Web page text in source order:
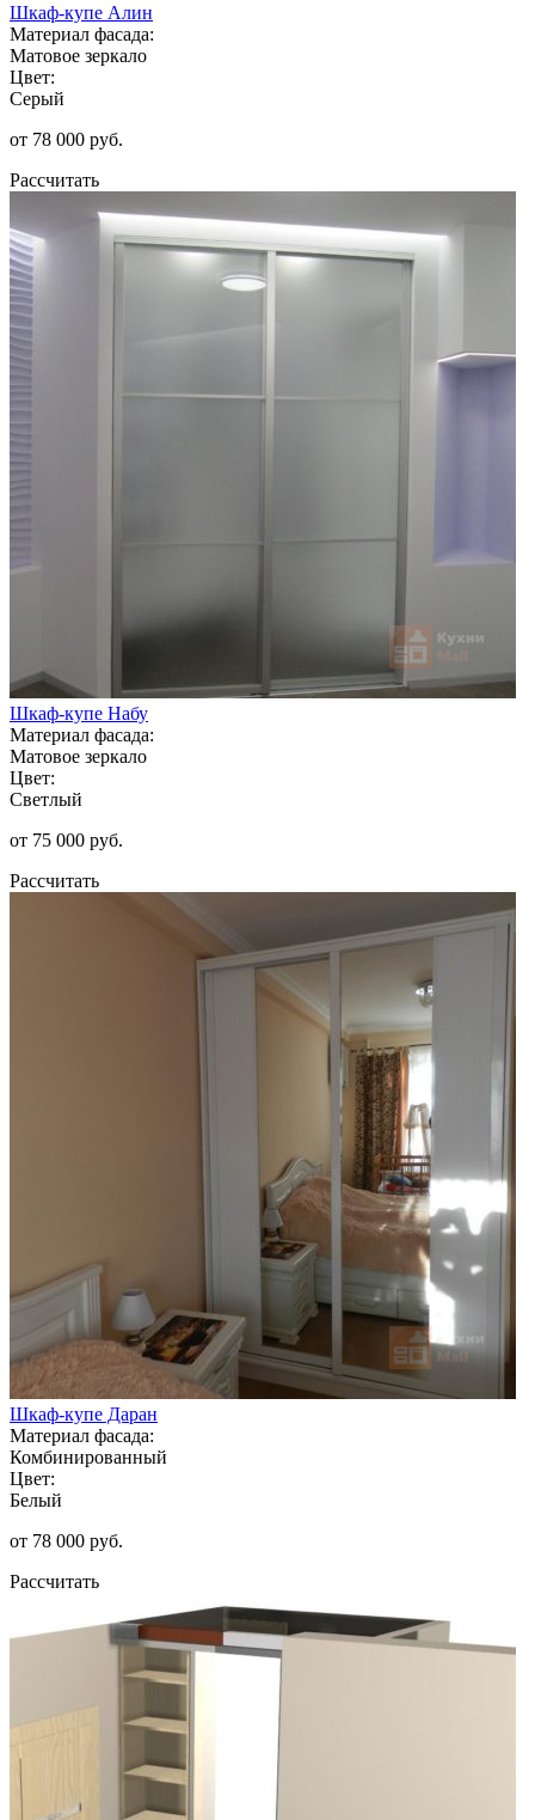
Шкаф-купе Алин
Материал фасада:
Матовое зеркало
Цвет:
Серый
от 78 000 руб.
Рассчитать
Шкаф-купе Набу
Материал фасада:
Матовое зеркало
Цвет:
Светлый
от 75 000 руб.
Рассчитать
Шкаф-купе Даран
Материал фасада:
Комбинированный
Цвет:
Белый
от 78 000 руб.
Рассчитать